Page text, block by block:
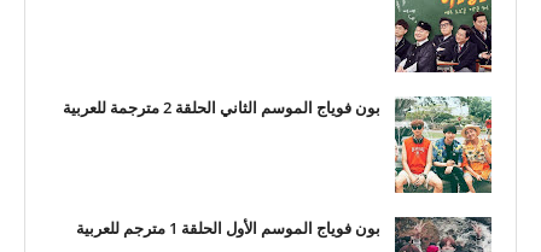
بون فوياج الموسم الثاني الحلقة 2 مترجمة للعربية
بون فوياج الموسم الأول الحلقة 1 مترجم للعربية